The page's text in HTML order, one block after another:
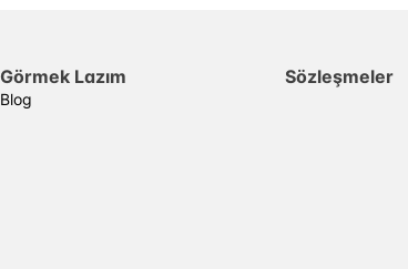
Görmek Lazım
Blog
Sözleşmeler